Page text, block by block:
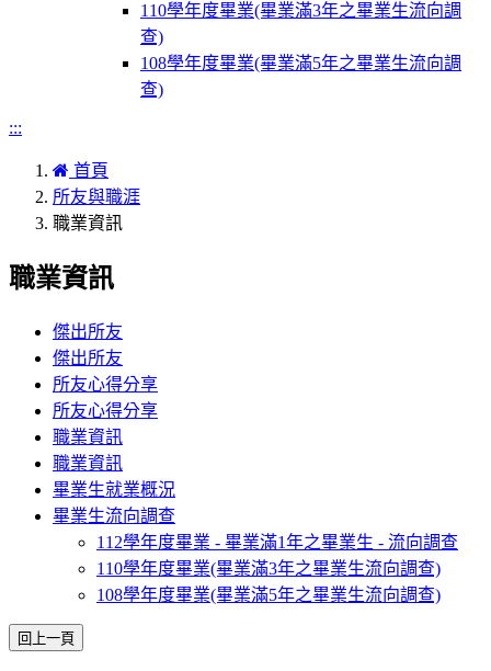
110學年度畢業(畢業滿3年之畢業生流向調
查)
108學年度畢業(畢業滿5年之畢業生流向調
查)
:::
首頁
所友與職涯
職業資訊
職業資訊
傑出所友
傑出所友
所友心得分享
所友心得分享
職業資訊
職業資訊
畢業生就業概況
畢業生流向調查
112學年度畢業 - 畢業滿1年之畢業生 - 流向調查
110學年度畢業(畢業滿3年之畢業生流向調查)
108學年度畢業(畢業滿5年之畢業生流向調查)